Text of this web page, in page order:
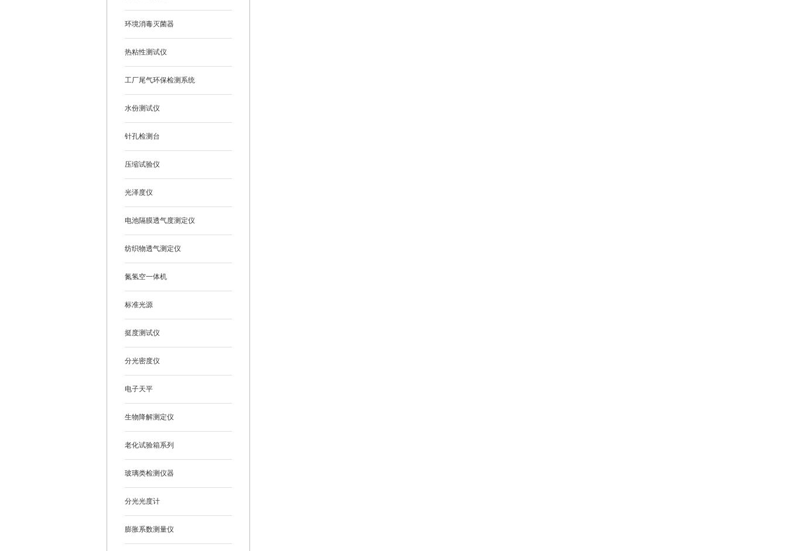
环境消毒灭菌器
热粘性测试仪
工厂尾气环保检测系统
水份测试仪
针孔检测台
压缩试验仪
光泽度仪
电池隔膜透气度测定仪
纺织物透气测定仪
氮氢空一体机
标准光源
挺度测试仪
分光密度仪
电子天平
生物降解测定仪
老化试验箱系列
玻璃类检测仪器
分光光度计
膨胀系数测量仪